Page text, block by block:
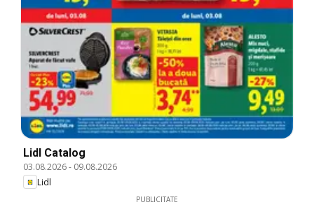
Lidl Catalog
03.08.2026- 09.08.2026
Lidl
PUBLICITATE